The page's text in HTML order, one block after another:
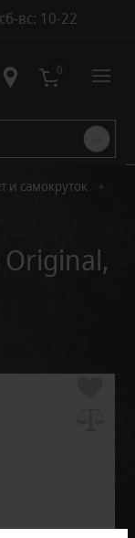
вс: 10-22
0
и самокруток